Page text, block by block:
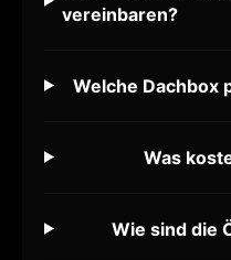
vereinbaren?
Welche Dachbox
Was
Wie sind die